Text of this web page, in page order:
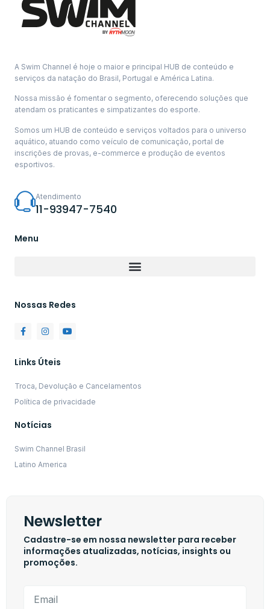
A Swim Channel é hoje o maior e principal HUB de conteúdo e
serviços da natação do Brasil, Portugal e América Latina.
Nossa missão é fomentar o segmento, oferecendo soluções que
atendam os praticantes e simpatizantes do esporte.
Somos um HUB de conteúdo e serviços voltados para o universo
aquático, atuando como veículo de comunicação, portal de
inscrições de provas, e-commerce e produção de eventos
esportivos.
Atendimento
11-93947-7540
Menu
Nossas Redes
Links Úteis
Troca, Devolução e Cancelamentos
Política de privacidade
Notícias
Swim Channel Brasil
Latino America
Newsletter
Cadastre-se em nossa newsletter para receber
informações atualizadas, notícias, insights ou
promoções.